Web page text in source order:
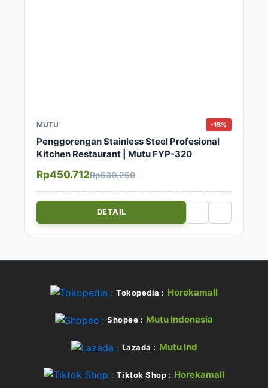
MUTU -15%
Penggorengan Stainless Steel Profesional
Kitchen Restaurant | Mutu FYP-320
Rp450.712Rp530.250
DETAIL
Tokopedia : Horekamall
Shopee : Mutu Indonesia
Lazada : Mutu Ind
Tiktok Shop : Horekamall